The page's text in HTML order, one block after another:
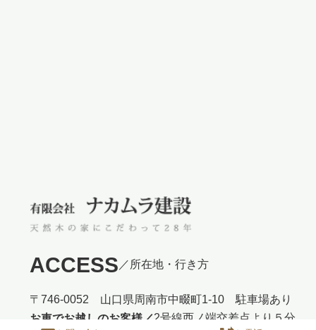
ACCESS ／所在地・行き方
〒746-0052 山口県周南市中畷町1-10 駐車場あり
お車でお越しのお客様／2号線西ノ端交差点より５分